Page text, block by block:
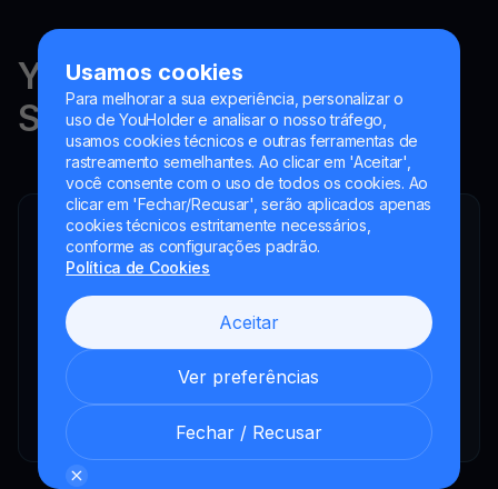
Usamos cookies
Para melhorar a sua experiência, personalizar o
uso de YouHolder e analisar o nosso tráfego,
usamos cookies técnicos e outras ferramentas de
rastreamento semelhantes. Ao clicar em 'Aceitar',
você consente com o uso de todos os cookies. Ao
clicar em 'Fechar/Recusar', serão aplicados apenas
cookies técnicos estritamente necessários,
conforme as configurações padrão.
Política de Cookies
Aceitar
Ver preferências
Fechar / Recusar
YouHodler está regulado na
Suíça, na UE e na Argentina.
YouHodler SA
Intermediário financeiro registrado
Registered as a VASP with the OAM
Registrada como VASP no Banco de España